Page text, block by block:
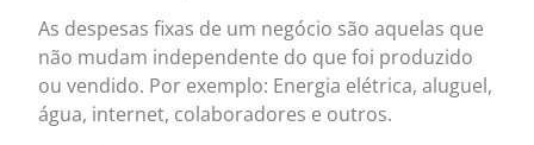
As despesas fixas de um negócio são aquelas que
não mudam independente do que foi produzido
ou vendido. Por exemplo: Energia elétrica, aluguel,
água, internet, colaboradores e outros.